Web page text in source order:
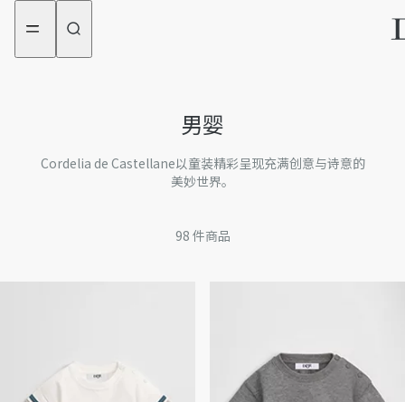
aria_goToMenu
aria_goToContent
男婴
Cordelia de Castellane以童装精彩呈现充满创意与诗意的
美妙世界。
98 件商品